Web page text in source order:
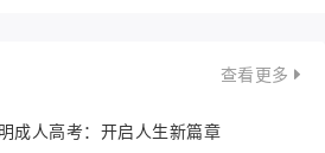
查看更多
成人高考：开启人生新篇章